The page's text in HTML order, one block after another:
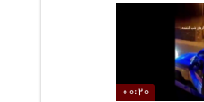
00:20